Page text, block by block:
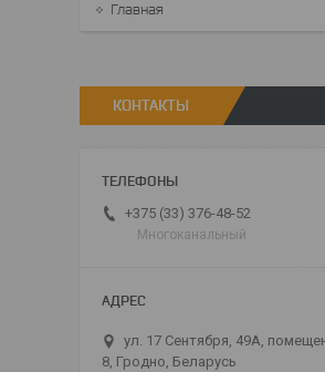
Главная
КОНТАКТЫ
+375 (33) 376-48-52
Многоканальный
ул. 17 Сентября, 49А,
8, Гродно, Беларусь